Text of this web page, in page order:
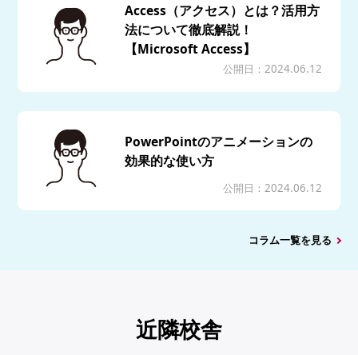
Access（アクセス）とは？活用方
法について徹底解説！
【Microsoft Access】
公開日：2024.06.12
PowerPointのアニメーションの
効果的な使い方
公開日：2024.06.12
コラム一覧を見る
近隣校舎